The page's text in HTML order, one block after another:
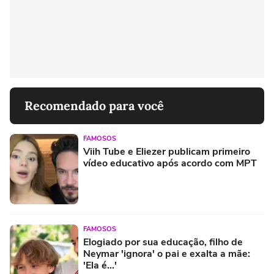
Recomendado para você
FAMOSOS
Viih Tube e Eliezer publicam primeiro
vídeo educativo após acordo com MPT
FAMOSOS
Elogiado por sua educação, filho de
Neymar 'ignora' o pai e exalta a mãe:
'Ela é...'